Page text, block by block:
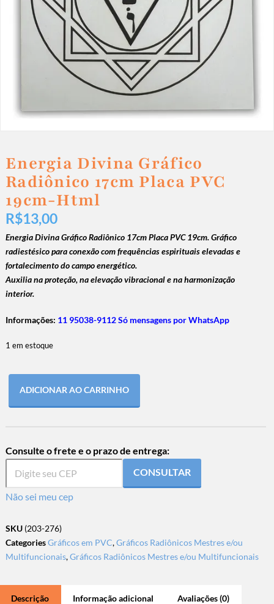
Energia Divina Gráfico
Radiônico 17cm Placa PVC
19cm-Html
R$13,00
Energia Divina Gráfico Radiônico 17cm Placa PVC 19cm. Gráfico
radiestésico para conexão com frequências espirituais elevadas e
fortalecimento do campo energético.
Auxilia na proteção, na elevação vibracional e na harmonização
interior.
Informações: 11 95038-9112 Só mensagens por WhatsApp
1 em estoque
ADICIONAR AO CARRINHO
Consulte o frete e o prazo de entrega:
CONSULTAR
Não sei meu cep
SKU (203-276)
CategoriesGráficos em PVC,Gráficos Radiônicos Mestres e/ou
Multifuncionais,Gráficos Radiônicos Mestres e/ou Multifuncionais
Descrição Informação adicional Avaliações (0)